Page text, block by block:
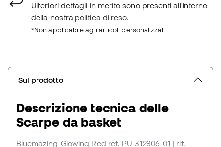
Ulteriori dettagli in merito sono presenti all'interno
della nostra politica di reso.
*Non applicabile agli articoli personalizzati.
Sul prodotto
Descrizione tecnica delle
Scarpe da basket
Bluemazing-Glowing Red ref. PU_312806-01 | rif.